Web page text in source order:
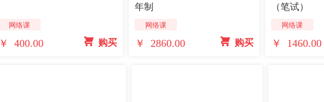
网络课
￥ 400.00  购买
年制
网络课
￥ 2860.00  购买
（笔试）
网络课
￥ 1460.00